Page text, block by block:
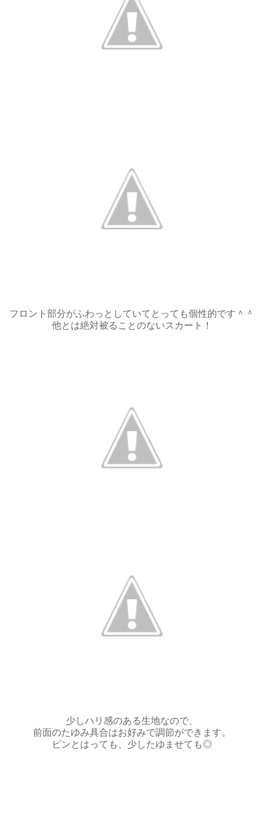
フロント部分がふわっとしていてとっても個性的です＾＾
他とは絶対被ることのないスカート！
少しハリ感のある生地なので、
前面のたゆみ具合はお好みで調節ができます。
ピンとはっても、少したゆませても◎